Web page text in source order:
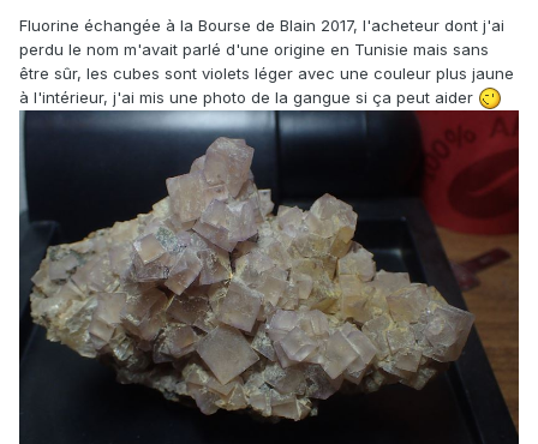
Fluorine échangée à la Bourse de Blain 2017, l'acheteur dont j'ai
perdu le nom m'avait parlé d'une origine en Tunisie mais sans
être sûr, les cubes sont violets léger avec une couleur plus jaune
à l'intérieur, j'ai mis une photo de la gangue si ça peut aider